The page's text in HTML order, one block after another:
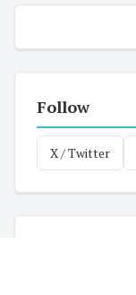
Follow
X / Twitter